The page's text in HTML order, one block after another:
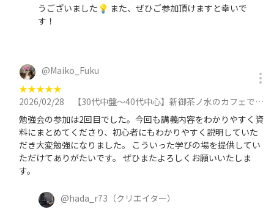
うございました💡 また、ぜひご参加頂けますと幸いで
す！
@Maiko_Fuku
★★★★★
2026/02/28
【30代中盤〜40代中心】新御茶ノ水のカフェで資産運用勉強会 ★税金・社会保険の基礎、NISA・確定拠出年金の概要に参加
勉強会の参加は2回目でした。今回も講義内容をわかりやすく資
料にまとめてくださり、初心者にもわかりやすく説明していた
だき大変勉強になりました。 こういった学びの場を提供してい
ただけてありがたいです。 ぜひまたよろしくお願いいたしま
す。
@hada_r73 （クリエイター）